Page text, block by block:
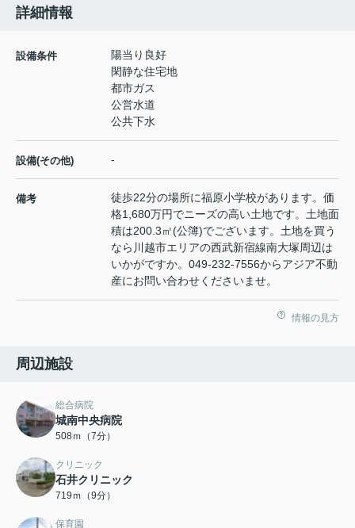
詳細情報
設備条件
陽当り良好
閑静な住宅地
都市ガス
公営水道
公共下水
設備(その他) -
備考
徒歩22分の場所に福原小学校があります。価
格1,680万円でニーズの高い土地です。土地面
積は200.3㎡(公簿)でございます。土地を買う
なら川越市エリアの西武新宿線南大塚周辺は
いかがですか。049-232-7556からアジア不動
産にお問い合わせくださいませ。
情報の見方
周辺施設
総合病院
城南中央病院
508ｍ（7分）
クリニック
石井クリニック
719ｍ（9分）
保育園